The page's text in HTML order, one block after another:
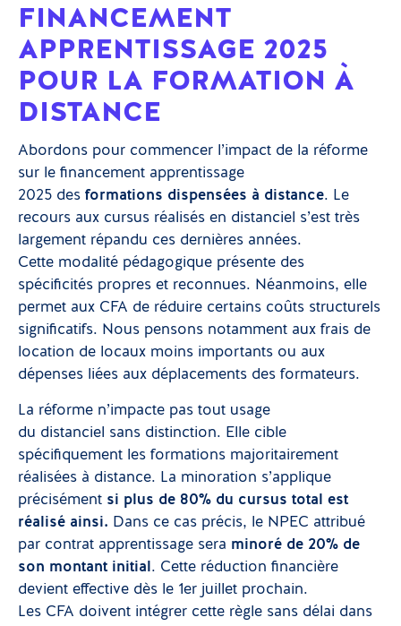
FINANCEMENT
APPRENTISSAGE 2025
POUR LA FORMATION À
DISTANCE
Abordons pour commencer l’impact de la réforme
sur le financement apprentissage
2025 des formations dispensées à distance. Le
recours aux cursus réalisés en distanciel s’est très
largement répandu ces dernières années.
Cette modalité pédagogique présente des
spécificités propres et reconnues. Néanmoins, elle
permet aux CFA de réduire certains coûts structurels
significatifs. Nous pensons notamment aux frais de
location de locaux moins importants ou aux
dépenses liées aux déplacements des formateurs.
La réforme n’impacte pas tout usage
du distanciel sans distinction. Elle cible
spécifiquement les formations majoritairement
réalisées à distance. La minoration s’applique
précisément si plus de 80% du cursus total est
réalisé ainsi. Dans ce cas précis, le NPEC attribué
par contrat apprentissage sera minoré de 20% de
son montant initial . Cette réduction financière
devient effective dès le 1er juillet prochain.
Les CFA doivent intégrer cette règle sans délai dans